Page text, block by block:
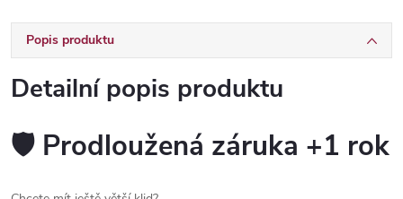
Popis produktu
Detailní popis produktu
🛡️ Prodloužená záruka +1 rok